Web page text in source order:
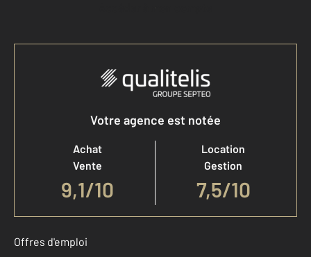
Accéder à mon compte
Votre agence est notée
Achat
Vente
9,1/10
Location
Gestion
7,5/10
Offres d'emploi